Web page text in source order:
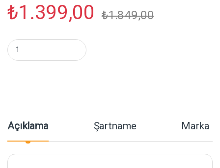
₺1.399,00 ₺1.849,00
GDX Stüdyo Fon Perde, PVC Arka Plan, Silinebilir, Kırışmaz
Açıklama Şartname Marka